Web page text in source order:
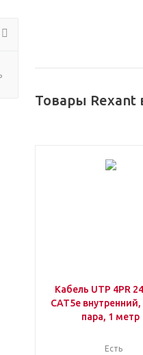
Товары Rexant
Кабель UTP 4PR
CAT5e внутренний,
пара, 1 метр
Есть